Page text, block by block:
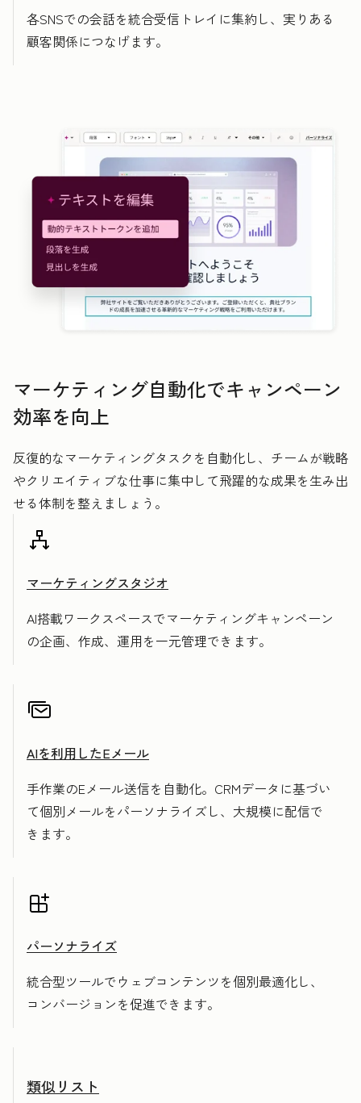
各SNSでの会話を統合受信トレイに集約し、実りある
顧客関係につなげます。
マーケティング自動化でキャンペーン
効率を向上
反復的なマーケティングタスクを自動化し、チームが戦略
やクリエイティブな仕事に集中して飛躍的な成果を生み出
せる体制を整えましょう。
マーケティングスタジオ
AI搭載ワークスペースでマーケティングキャンペーン
の企画、作成、運用を一元管理できます。
AIを利用したEメール
手作業のEメール送信を自動化。CRMデータに基づい
て個別メールをパーソナライズし、大規模に配信で
きます。
パーソナライズ
統合型ツールでウェブコンテンツを個別最適化し、
コンバージョンを促進できます。
類似リスト